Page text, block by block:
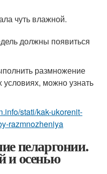
чуть влажной.
должны появиться
размножение
можно узнать
stati/kak-ukorenit-
razmnozheniya
пеларгонии.
и осенью